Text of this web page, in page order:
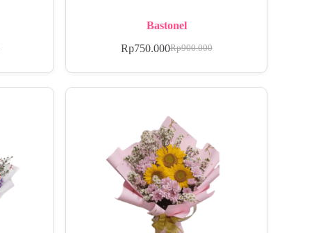
Bastonel
Rp900.000
Rp750.000